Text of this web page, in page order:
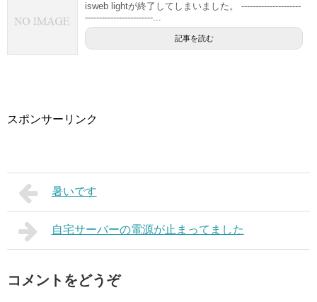
isweb lightが終了してしまいました。 ---------------------
------------------------...
記事を読む
スポンサーリンク
暑いです
自宅サーバーの電源が止まってました
コメントをどうぞ